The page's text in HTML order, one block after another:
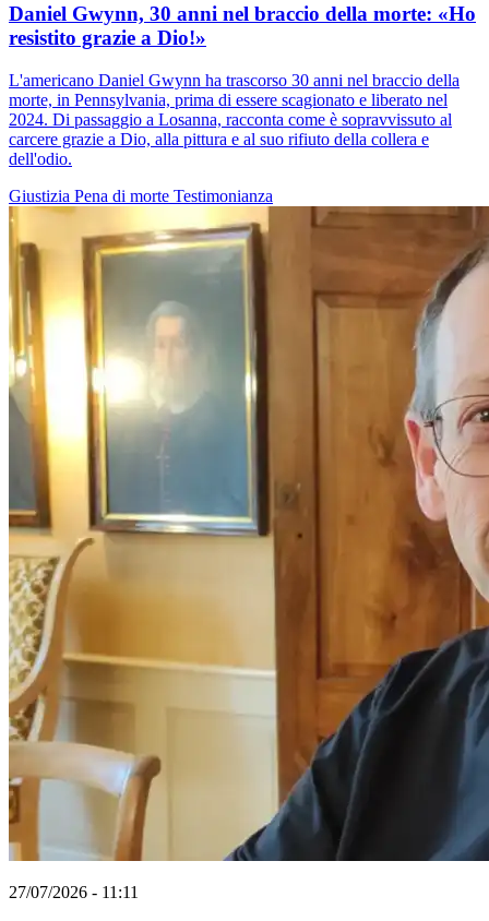
Daniel Gwynn, 30 anni nel braccio della morte: «Ho
resistito grazie a Dio!»
L'americano Daniel Gwynn ha trascorso 30 anni nel braccio della
morte, in Pennsylvania, prima di essere scagionato e liberato nel
2024. Di passaggio a Losanna, racconta come è sopravvissuto al
carcere grazie a Dio, alla pittura e al suo rifiuto della collera e
dell'odio.
Giustizia Pena di morte Testimonianza
27/07/2026 - 11:11